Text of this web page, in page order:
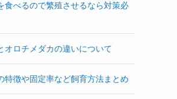
食べるので繁殖させるなら対策必
オロチメダカの違いについて
特徴や固定率など飼育方法まとめ